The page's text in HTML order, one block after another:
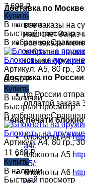
Доставка по
все заказы на
наш счет
все заказы
забрать в
нашим
Доставка по
по России
оплатой заказа
Цена печати
блокноты А4
a4/;
блокноты А5
a5/;
блокноты А6
a6/.
7 698₽
Купить
В наличии
Быстрый просмотр
В избранное
Блокноты на
Артикул: А5, 80 гр.,
9 350₽
Купить
В наличии
Быстрый просмотр
В избранное
Блокноты на
Артикул: А4, 80 гр.,
11 669₽
Купить
В наличии
Быстрый просмотр